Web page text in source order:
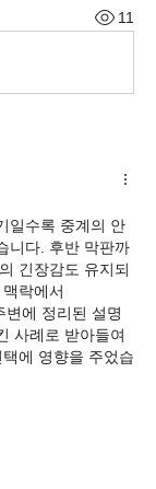
11
일수록 중계의 안
니다. 후반 막판까
긴장감도 유지되
변에 정리된 설명
사례로 받아들여
에 영향을 주었습